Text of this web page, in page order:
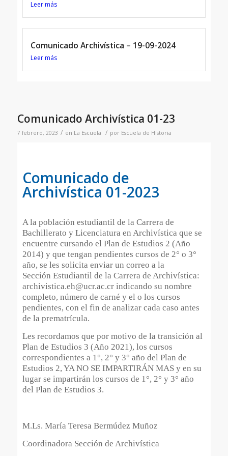
Leer más
Comunicado Archivística – 19-09-2024
Leer más
Comunicado Archivística 01-23
7 febrero, 2023 / en La Escuela / por Escuela de Historia
Comunicado de
Archivística 01-2023
A la población estudiantil de la Carrera de
Bachillerato y Licenciatura en Archivística que se
encuentre cursando el Plan de Estudios 2 (Año
2014) y que tengan pendientes cursos de 2° o 3°
año, se les solicita enviar un correo a la
Sección Estudiantil de la Carrera de Archivística:
archivistica.eh@ucr.ac.cr indicando su nombre
completo, número de carné y el o los cursos
pendientes, con el fin de analizar cada caso antes
de la prematrícula.
Les recordamos que por motivo de la transición al
Plan de Estudios 3 (Año 2021), los cursos
correspondientes a 1°, 2° y 3° año del Plan de
Estudios 2, YA NO SE IMPARTIRÁN MAS y en su
lugar se impartirán los cursos de 1°, 2° y 3° año
del Plan de Estudios 3.
M.Ls. María Teresa Bermúdez Muñoz
Coordinadora Sección de Archivística